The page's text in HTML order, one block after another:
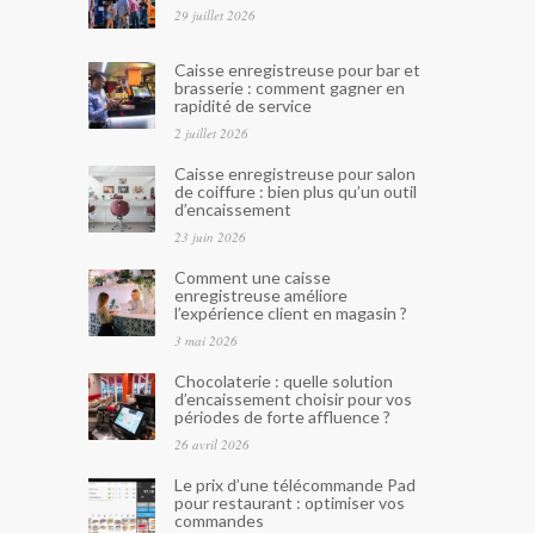
29 juillet 2026
Caisse enregistreuse pour bar et
brasserie : comment gagner en
rapidité de service
2 juillet 2026
Caisse enregistreuse pour salon
de coiffure : bien plus qu’un outil
d’encaissement
23 juin 2026
Comment une caisse
enregistreuse améliore
l’expérience client en magasin ?
3 mai 2026
Chocolaterie : quelle solution
d’encaissement choisir pour vos
périodes de forte affluence ?
26 avril 2026
Le prix d’une télécommande Pad
pour restaurant : optimiser vos
commandes